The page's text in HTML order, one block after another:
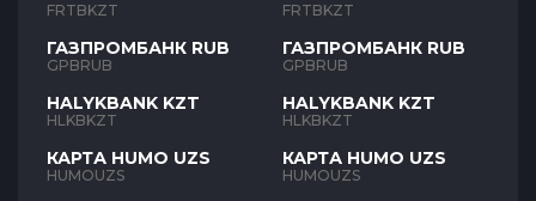
FRTBKZT
ГАЗПРОМБАНК RUB
GPBRUB
HALYKBANK KZT
HLKBKZT
КАРТА HUMO UZS
HUMOUZS
FRTBKZT
ГАЗПРОМБАНК RUB
GPBRUB
HALYKBANK KZT
HLKBKZT
КАРТА HUMO UZS
HUMOUZS